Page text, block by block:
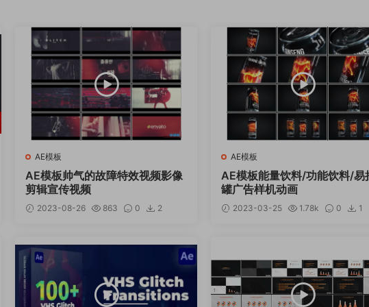
AE模板
AE模板帅气的故障特效视频影像
剪辑宣传视频
2023-08-26 863 0
2
AE模板
AE模板能量饮料/功能饮料/易
罐广告样机动画
2023-03-25 1.78k 0 1